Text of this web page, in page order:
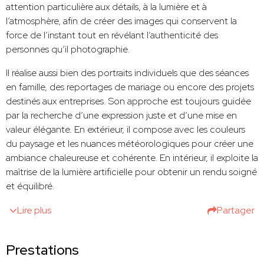
attention particulière aux détails, à la lumière et à
l’atmosphère, afin de créer des images qui conservent la
force de l’instant tout en révélant l’authenticité des
personnes qu’il photographie.
Il réalise aussi bien des portraits individuels que des séances
en famille, des reportages de mariage ou encore des projets
destinés aux entreprises. Son approche est toujours guidée
par la recherche d’une expression juste et d’une mise en
valeur élégante. En extérieur, il compose avec les couleurs
du paysage et les nuances météorologiques pour créer une
ambiance chaleureuse et cohérente. En intérieur, il exploite la
maîtrise de la lumière artificielle pour obtenir un rendu soigné
et équilibré.
Lire plus
Partager
Prestations